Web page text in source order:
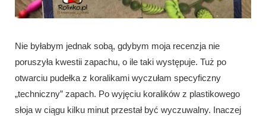
Nie byłabym jednak sobą, gdybym moja recenzja nie
poruszyła kwestii zapachu, o ile taki występuje. Tuż po
otwarciu pudełka z koralikami wyczułam specyficzny
„techniczny” zapach. Po wyjęciu koralików z plastikowego
słoja w ciągu kilku minut przestał być wyczuwalny. Inaczej